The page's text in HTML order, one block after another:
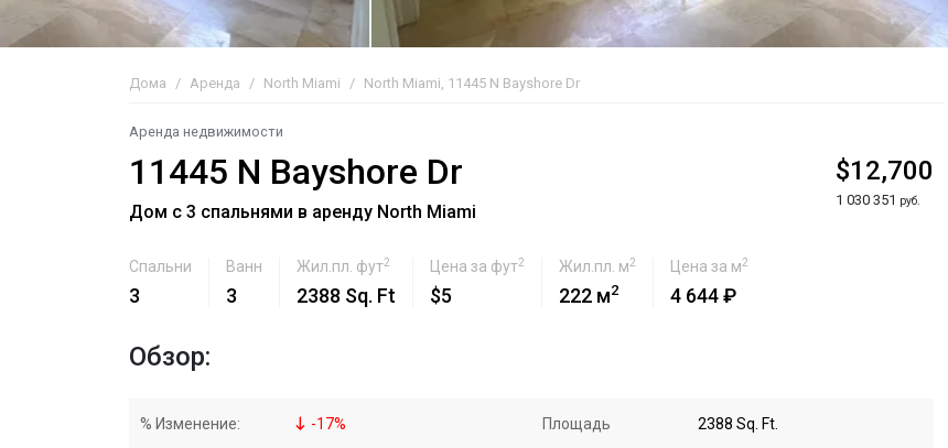
Дома Аренда North Miami North Miami, 11445 N Bayshore Dr
Аренда недвижимости
11445 N Bayshore Dr
Дом с 3 спальнями в аренду North Miami
$12,700
1 030 351 руб.
Спальни
3
Ванн
3
Жил.пл. фут2
2388 Sq. Ft
Цена за фут2
$5
Жил.пл. м2
222 м2
Цена за м2
4 644 ₽
Обзор:
% Изменение: -17% Площадь 2388 Sq. Ft.